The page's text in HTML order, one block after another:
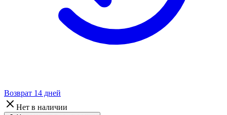
Возврат 14 дней
Нет в наличии